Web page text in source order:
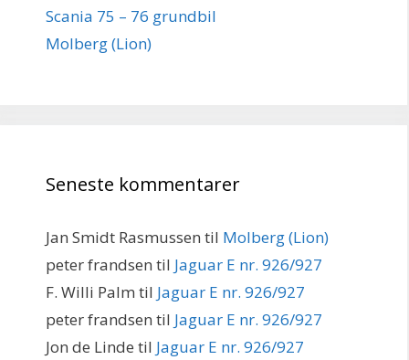
Scania 75 – 76 grundbil
Molberg (Lion)
Seneste kommentarer
Jan Smidt Rasmussen til Molberg (Lion)
peter frandsen til Jaguar E nr. 926/927
F. Willi Palm til Jaguar E nr. 926/927
peter frandsen til Jaguar E nr. 926/927
Jon de Linde til Jaguar E nr. 926/927